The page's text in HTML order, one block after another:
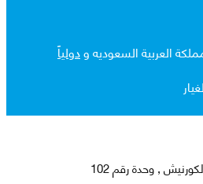
العربية السعوديه ودولياً